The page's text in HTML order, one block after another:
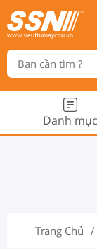
Danh mục
Trang Chủ